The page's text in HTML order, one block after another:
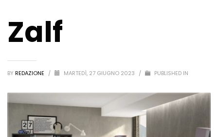
Zalf
BY REDAZIONE / MARTEDÌ, 27 GIUGNO 2023 / PUBLISHED IN